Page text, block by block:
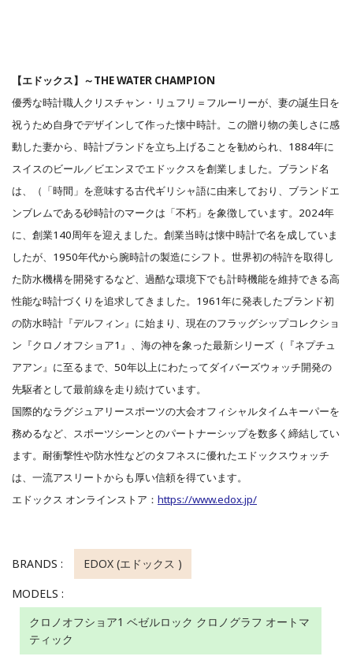
【エドックス】～THE WATER CHAMPION
優秀な時計職人クリスチャン・リュフリ＝フルーリーが、妻の誕生日を
祝うため自身でデザインして作った懐中時計。この贈り物の美しさに感
動した妻から、時計ブランドを立ち上げることを勧められ、1884年に
スイスのビール／ビエンヌでエドックスを創業しました。ブランド名
は、（「時間」を意味する古代ギリシャ語に由来しており、ブランドエ
ンブレムである砂時計のマークは「不朽」を象徴しています。2024年
に、創業140周年を迎えました。創業当時は懐中時計で名を成していま
したが、1950年代から腕時計の製造にシフト。世界初の特許を取得し
た防水機構を開発するなど、過酷な環境下でも計時機能を維持できる高
性能な時計づくりを追求してきました。1961年に発表したブランド初
の防水時計『デルフィン』に始まり、現在のフラッグシップコレクショ
ン『クロノオフショア1』、海の神を象った最新シリーズ（『ネプチュ
アアン』に至るまで、50年以上にわたってダイバーズウォッチ開発の
先駆者として最前線を走り続けています。
国際的なラグジュアリースポーツの大会オフィシャルタイムキーパーを
務めるなど、スポーツシーンとのパートナーシップを数多く締結してい
ます。耐衝撃性や防水性などのタフネスに優れたエドックスウォッチ
は、一流アスリートからも厚い信頼を得ています。
エドックス オンラインストア： https://www.edox.jp/
BRANDS :
EDOX (エドックス )
MODELS :
クロノオフショア1 ベゼルロック クロノグラフ オートマ
ティック